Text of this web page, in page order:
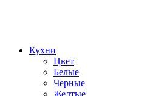
Кухни
Цвет
Белые
Черные
Желтые